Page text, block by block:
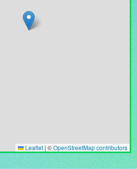
Leaflet | ©OpenStreetMap contributors